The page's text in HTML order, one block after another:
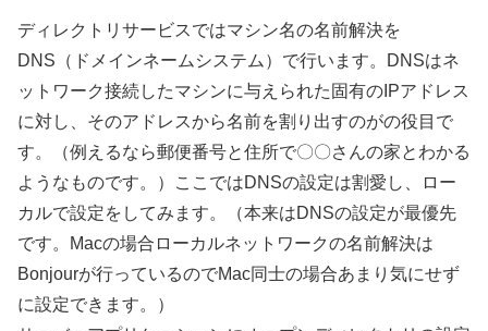
ディレクトリサービスではマシン名の名前解決を
DNS（ドメインネームシステム）で行います。DNSはネ
ットワーク接続したマシンに与えられた固有のIPアドレス
に対し、そのアドレスから名前を割り出すのがの役目で
す。（例えるなら郵便番号と住所で〇〇さんの家とわかる
ようなものです。）ここではDNSの設定は割愛し、ロー
カルで設定をしてみます。（本来はDNSの設定が最優先
です。Macの場合ローカルネットワークの名前解決は
Bonjourが行っているのでMac同士の場合あまり気にせず
に設定できます。）